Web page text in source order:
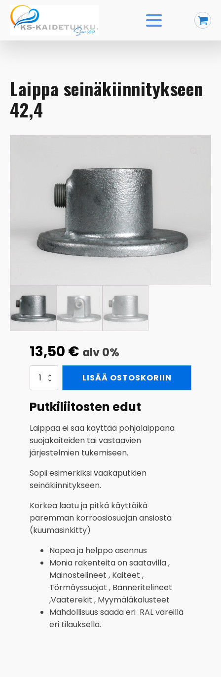
Laippa seinäkiinnitykseen
42,4
13,50 € alv 0%
Laippa
seinäkiinnitykseen
42,4
määrä
LISÄÄ OSTOSKORIIN
Putkiliitosten edut
Laippaa ei saa käyttää pohjalaippana
suojakaiteiden tai vastaavien
järjestelmien tukemiseen.
Sopii esimerkiksi vaakaputkien
seinäkiinnitykseen.
Korkea laatu ja pitkä käyttöikä
paremman korroosiosuojan ansiosta
(kuumasinkitty)
Nopea ja helppo asennus
Monia rakenteita on saatavilla ,
Mainostelineet , Kaiteet ,
Törmäyssuojat , Banneritelineet
,Vaaterekit , Myymäläkalusteet
Mahdollisuus saada eri RAL väreillä
eri tilauksella.